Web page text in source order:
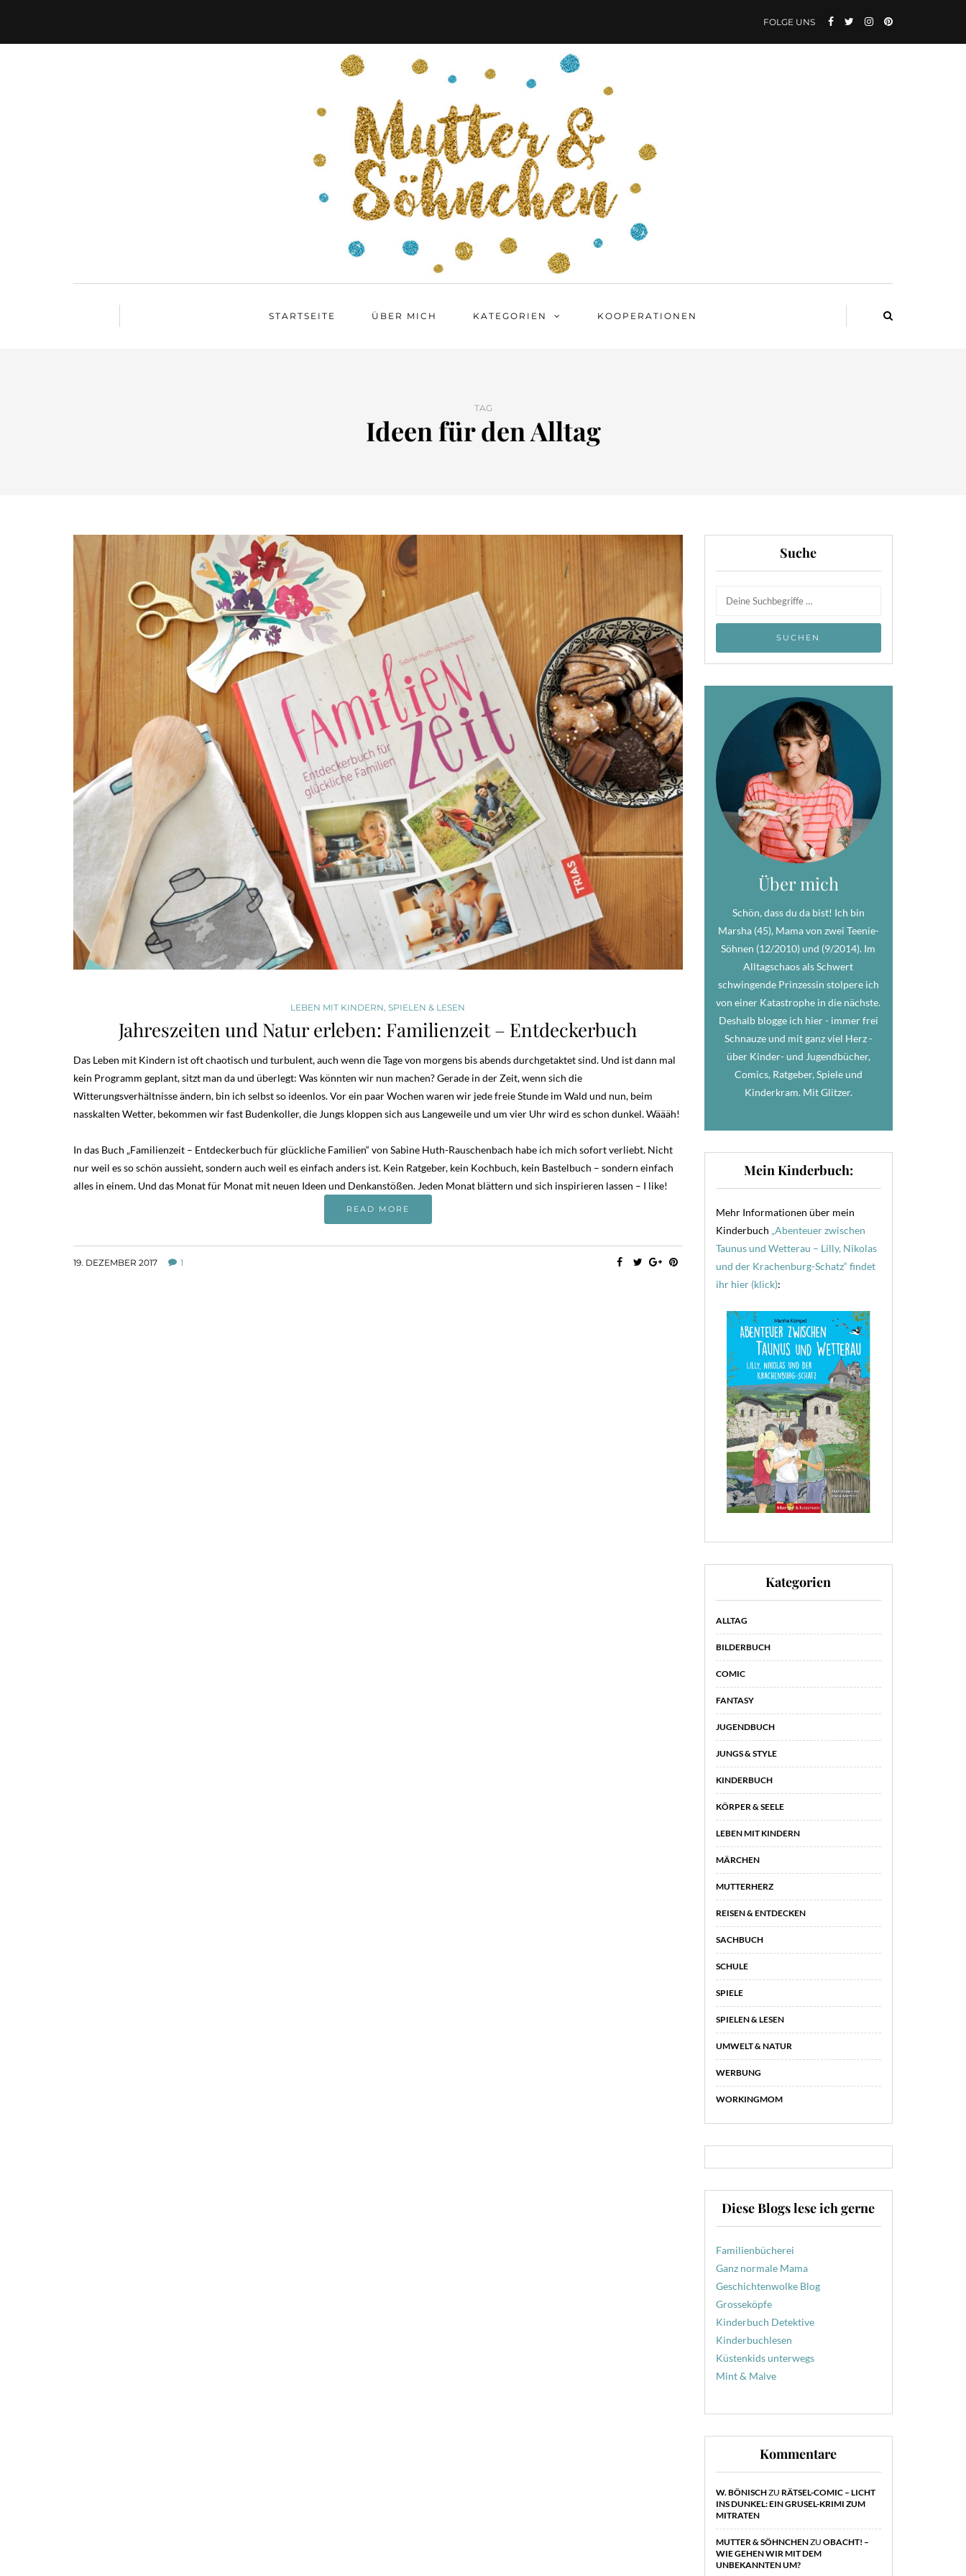
FOLGE UNS
STARTSEITE ÜBER MICH KATEGORIEN KOOPERATIONEN
TAG
Ideen für den Alltag
LEBEN MIT KINDERN ,SPIELEN & LESEN
Jahreszeiten und Natur erleben: Familienzeit – Entdeckerbuch
Das Leben mit Kindern ist oft chaotisch und turbulent, auch wenn die Tage von morgens bis abends durchgetaktet sind. Und ist dann mal
kein Programm geplant, sitzt man da und überlegt: Was könnten wir nun machen? Gerade in der Zeit, wenn sich die
Witterungsverhältnisse ändern, bin ich selbst so ideenlos. Vor ein paar Wochen waren wir jede freie Stunde im Wald und nun, beim
nasskalten Wetter, bekommen wir fast Budenkoller, die Jungs kloppen sich aus Langeweile und um vier Uhr wird es schon dunkel. Wäääh!
In das Buch „Familienzeit – Entdeckerbuch für glückliche Familien“ von Sabine Huth-Rauschenbach habe ich mich sofort verliebt. Nicht
nur weil es so schön aussieht, sondern auch weil es einfach anders ist. Kein Ratgeber, kein Kochbuch, kein Bastelbuch – sondern einfach
alles in einem. Und das Monat für Monat mit neuen Ideen und Denkanstößen. Jeden Monat blättern und sich inspirieren lassen – I like!
READ MORE
19. DEZEMBER 2017 1
Suche
Über mich
Schön, dass du da bist! Ich bin
Marsha (45), Mama von zwei Teenie-
Söhnen (12/2010) und (9/2014). Im
Alltagschaos als Schwert
schwingende Prinzessin stolpere ich
von einer Katastrophe in die nächste.
Deshalb blogge ich hier - immer frei
Schnauze und mit ganz viel Herz -
über Kinder- und Jugendbücher,
Comics, Ratgeber, Spiele und
Kinderkram. Mit Glitzer.
Mein Kinderbuch:
Mehr Informationen über mein
Kinderbuch „Abenteuer zwischen
Taunus und Wetterau – Lilly, Nikolas
und der Krachenburg-Schatz“ findet
ihr hier (klick):
Kategorien
ALLTAG
BILDERBUCH
COMIC
FANTASY
JUGENDBUCH
JUNGS & STYLE
KINDERBUCH
KÖRPER & SEELE
LEBEN MIT KINDERN
MÄRCHEN
MUTTERHERZ
REISEN & ENTDECKEN
SACHBUCH
SCHULE
SPIELE
SPIELEN & LESEN
UMWELT & NATUR
WERBUNG
WORKINGMOM
Diese Blogs lese ich gerne
Familienbücherei
Ganz normale Mama
Geschichtenwolke Blog
Grosseköpfe
Kinderbuch Detektive
Kinderbuchlesen
Küstenkids unterwegs
Mint & Malve
Kommentare
W. BÖNISCHZU RÄTSEL-COMIC – LICHT
INS DUNKEL: EIN GRUSEL-KRIMI ZUM
MITRATEN
MUTTER & SÖHNCHENZU OBACHT! –
WIE GEHEN WIR MIT DEM
UNBEKANNTEN UM?